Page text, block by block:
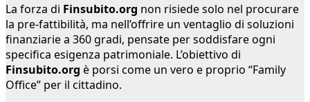
La forza di Finsubito.org non risiede solo nel procurare
la pre-fattibilità, ma nell’offrire un ventaglio di soluzioni
finanziarie a 360 gradi, pensate per soddisfare ogni
specifica esigenza patrimoniale. L’obiettivo di
Finsubito.org è porsi come un vero e proprio “Family
Office” per il cittadino.